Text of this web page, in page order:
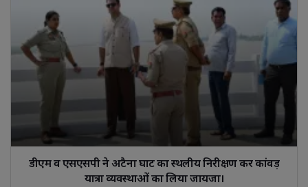
डीएम व एसएसपी ने अटैना घाट का स्थलीय निरीक्षण कर कांवड़
यात्रा व्यवस्थाओं का लिया जायजा।